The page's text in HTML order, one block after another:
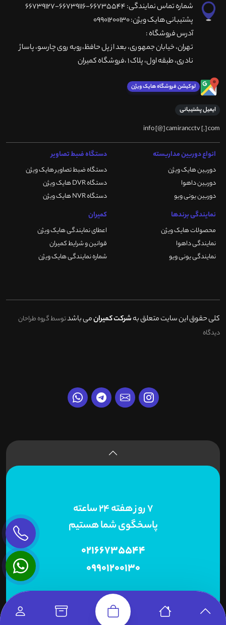
شماره تماس نمایندگی: 66735544-66739116-66739127
پشتیبانی هایک ویژن: 09901200130
آدرس فروشگاه :
تهران، خيابان جمهوری، بعد از پل حافظ،روبه روی چارسو، پاساژ
نادری، طبقه اول، پلاک 1 ،فروشگاه کمیران
لوکیشن فروشگاه هایک ویژن
ایمیل پشتیبانی
info [@] camirancctv [.] com
انواع دوربین مداربسته
دوربین هایک ویژن
دوربین داهوا
دوربین یونی ویو
دستگاه ضبط تصاویر
دستگاه ضبط تصاویر هایک ویژن
دستگاه DVR هایک ویژن
دستگاه NVR هایک ویژن
نمایندگی برندها
محصولات هایک ویژن
نمایندگی داهوا
نمایندگی یونی ویو
کمیران
اعطای نمایندگی هایک ویژن
قوانین و شرایط کمیران
شماره نمایندگی هایک ویژن
کلی حقوق این سایت متعلق بهشرکت کمیرانمی باشدتوسط گروه طراحان
دیدگاه
7 روز هفته 24 ساعته
پاسخگوی شما هستیم
02166735544
09901200130